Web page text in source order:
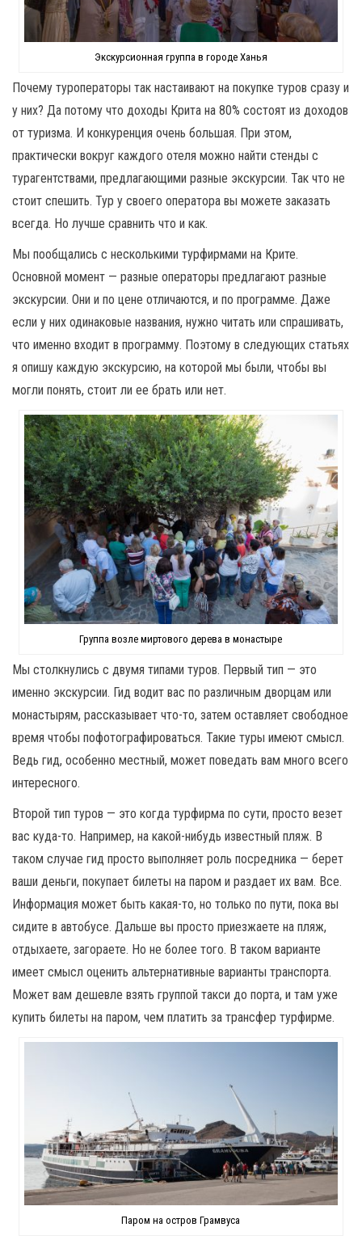
Экскурсионная группа в городе Ханья
Почему туроператоры так настаивают на покупке туров сразу и
у них? Да потому что доходы Крита на 80% состоят из доходов
от туризма. И конкуренция очень большая. При этом,
практически вокруг каждого отеля можно найти стенды с
турагентствами, предлагающими разные экскурсии. Так что не
стоит спешить. Тур у своего оператора вы можете заказать
всегда. Но лучше сравнить что и как.
Мы пообщались с несколькими турфирмами на Крите.
Основной момент — разные операторы предлагают разные
экскурсии. Они и по цене отличаются, и по программе. Даже
если у них одинаковые названия, нужно читать или спрашивать,
что именно входит в программу. Поэтому в следующих статьях
я опишу каждую экскурсию, на которой мы были, чтобы вы
могли понять, стоит ли ее брать или нет.
Группа возле миртового дерева в монастыре
Мы столкнулись с двумя типами туров. Первый тип — это
именно экскурсии. Гид водит вас по различным дворцам или
монастырям, рассказывает что-то, затем оставляет свободное
время чтобы пофотографироваться. Такие туры имеют смысл.
Ведь гид, особенно местный, может поведать вам много всего
интересного.
Второй тип туров — это когда турфирма по сути, просто везет
вас куда-то. Например, на какой-нибудь известный пляж. В
таком случае гид просто выполняет роль посредника — берет
ваши деньги, покупает билеты на паром и раздает их вам. Все.
Информация может быть какая-то, но только по пути, пока вы
сидите в автобусе. Дальше вы просто приезжаете на пляж,
отдыхаете, загораете. Но не более того. В таком варианте
имеет смысл оценить альтернативные варианты транспорта.
Может вам дешевле взять группой такси до порта, и там уже
купить билеты на паром, чем платить за трансфер турфирме.
Паром на остров Грамвуса